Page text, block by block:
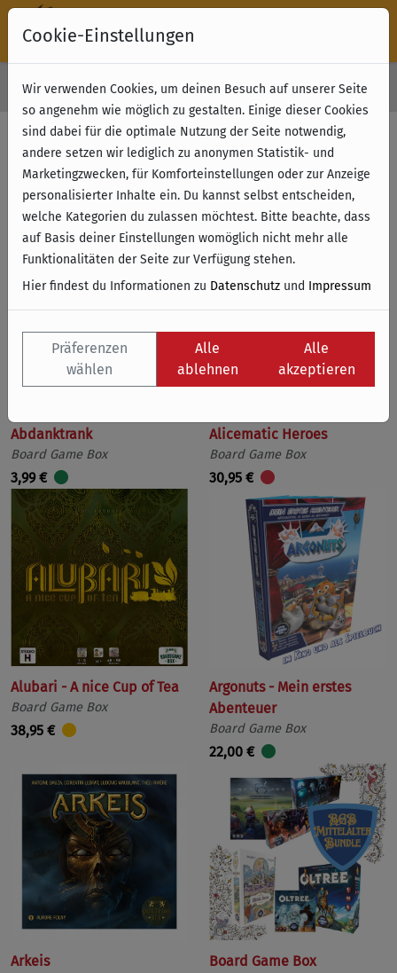
Kostenloser Versand & Retoure ab 49 € (innerhalb Deutschlands)
Filter anzeigen
Name
Abdanktrank
Board Game Box
3,99 €
Alicematic Heroes
Board Game Box
30,95 €
Alubari - A nice Cup of Tea
Board Game Box
38,95 €
Argonuts - Mein erstes
Abenteuer
Board Game Box
22,00 €
Arkeis
Board Game Box
Cookie-Einstellungen
Wir verwenden Cookies, um deinen Besuch auf unserer Seite
so angenehm wie möglich zu gestalten. Einige dieser Cookies
sind dabei für die optimale Nutzung der Seite notwendig,
andere setzen wir lediglich zu anonymen Statistik- und
Marketingzwecken, für Komforteinstellungen oder zur Anzeige
personalisierter Inhalte ein. Du kannst selbst entscheiden,
welche Kategorien du zulassen möchtest. Bitte beachte, dass
auf Basis deiner Einstellungen womöglich nicht mehr alle
Funktionalitäten der Seite zur Verfügung stehen.
Hier findest du Informationen zu Datenschutz und Impressum
Präferenzen
wählen
Alle
ablehnen
Alle
akzeptieren